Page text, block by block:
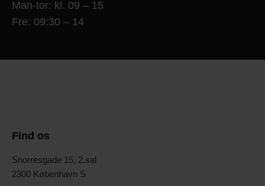
Man-tor: kl. 09 – 15
Fre: 09:30 – 14
Find os
Snorresgade 15, 2.sal
2300 København S